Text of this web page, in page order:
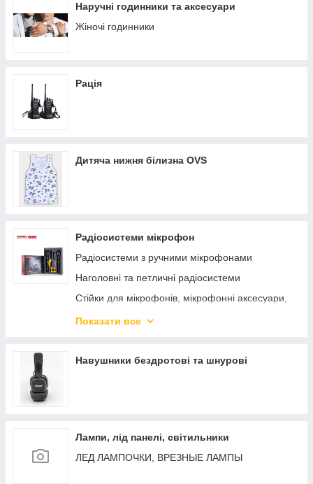
Наручні годинники та аксесуари
Жіночі годинники
Рація
Дитяча нижня білизна OVS
Радіосистеми мікрофон
Радіосистеми з ручними мікрофонами
Наголовні та петличні радіосистеми
Стійки для мікрофонів, мікрофонні аксесуари,
мобільних телефонів
Показати все
Навушники бездротові та шнурові
Лампи, лід панелі, світильники
ЛЕД ЛАМПОЧКИ, ВРЕЗНЫЕ ЛАМПЫ